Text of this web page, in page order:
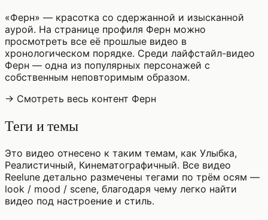
«Ферн» — красотка со сдержанной и изысканной
аурой. На странице профиля Ферн можно
просмотреть все её прошлые видео в
хронологическом порядке. Среди лайфстайл-видео
Ферн — одна из популярных персонажей с
собственным неповторимым образом.
→ Смотреть весь контент Ферн
Теги и темы
Это видео отнесено к таким темам, как Улыбка,
Реалистичный, Кинематографичный. Все видео
Reelune детально размечены тегами по трём осям —
look / mood / scene, благодаря чему легко найти
видео под настроение и стиль.